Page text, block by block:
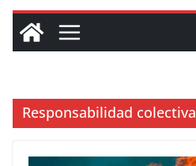
Responsabilidad colectiva